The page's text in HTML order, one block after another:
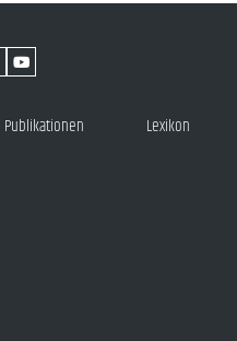
Publikationen Lexikon